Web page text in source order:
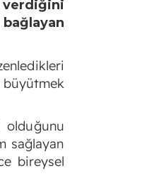
verdiğini
büyütmek
olduğunu
sağlayan
bireysel